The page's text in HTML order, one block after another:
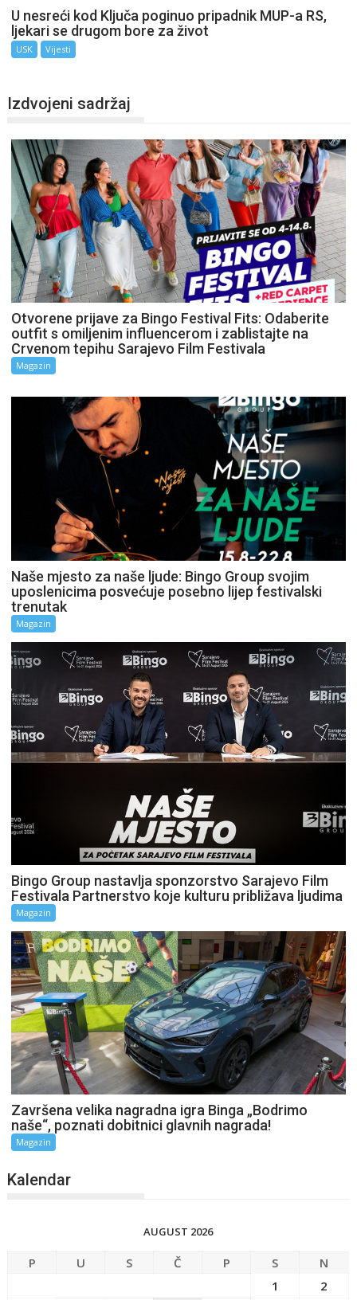
U nesreći kod Ključa poginuo pripadnik MUP-a RS,
ljekari se drugom bore za život
USK Vijesti
Izdvojeni sadržaj
Otvorene prijave za Bingo Festival Fits: Odaberite
outfit s omiljenim influencerom i zablistajte na
Crvenom tepihu Sarajevo Film Festivala
Magazin
Naše mjesto za naše ljude: Bingo Group svojim
uposlenicima posvećuje posebno lijep festivalski
trenutak
Magazin
Bingo Group nastavlja sponzorstvo Sarajevo Film
Festivala Partnerstvo koje kulturu približava ljudima
Magazin
Završena velika nagradna igra Binga „Bodrimo
naše“, poznati dobitnici glavnih nagrada!
Magazin
Kalendar
AUGUST 2026
P U S Č P S
N
1
2